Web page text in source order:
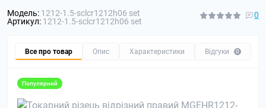
Модель: 1212-1.5-sclcr1212h06 set
Артикул: 1212-1.5-sclcr1212h06 set
0
Все про товар Опис Характеристики Відгуки 0
Популярний